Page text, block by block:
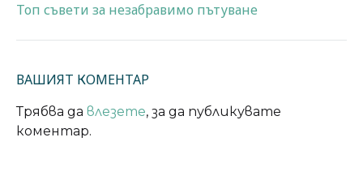
Топ съвети за незабравимо пътуване
ВАШИЯТ КОМЕНТАР
Трябва да влезете, за да публикувате
коментар.